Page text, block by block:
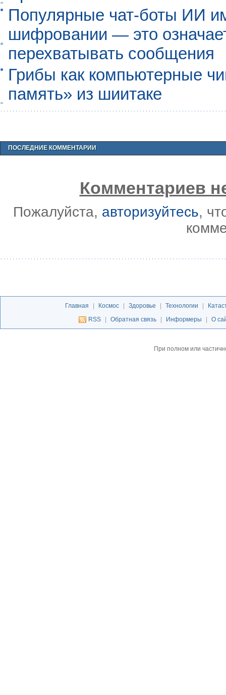
Популярные чат-боты ИИ
шифровании — это
перехватывать сообщения
Грибы как компьютерные
память» из шиитаке
ПОСЛЕДНИЕ КОММЕНТАРИИ
Комментариев
Пожалуйста, авторизуйтесь,
Главная Космос Здоровье Технологии
RSS
Обратная связь Информеры О
При полном или